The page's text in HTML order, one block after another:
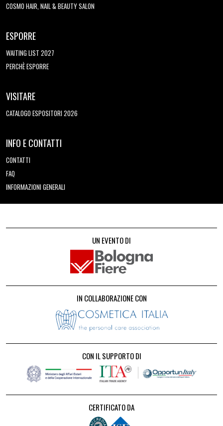
COSMO HAIR, NAIL & BEAUTY SALON
ESPORRE
WAITING LIST 2027
PERCHÈ ESPORRE
VISITARE
CATALOGO ESPOSITORI 2026
INFO E CONTATTI
CONTATTI
FAQ
INFORMAZIONI GENERALI
UN EVENTO DI
IN COLLABORAZIONE CON
CON IL SUPPORTO DI
CERTIFICATO DA